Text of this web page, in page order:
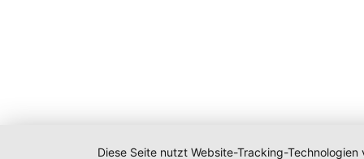
Diese Seite nutzt Website-Tracking-